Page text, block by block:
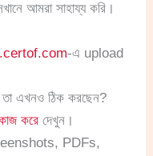
আমরা সাহায্য করি।
-এ upload
তা এখনও ঠিক করছেন?
করে দেখুন।
PDFs,